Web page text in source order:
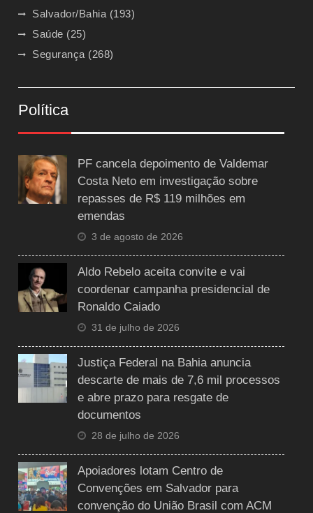
Salvador/Bahia (193)
Saúde (25)
Segurança (268)
Política
PF cancela depoimento de Valdemar
Costa Neto em investigação sobre
repasses de R$ 119 milhões em
emendas
3 de agosto de 2026
Aldo Rebelo aceita convite e vai
coordenar campanha presidencial de
Ronaldo Caiado
31 de julho de 2026
Justiça Federal na Bahia anuncia
descarte de mais de 7,6 mil processos
e abre prazo para resgate de
documentos
28 de julho de 2026
Apoiadores lotam Centro de
Convenções em Salvador para
convenção do União Brasil com ACM